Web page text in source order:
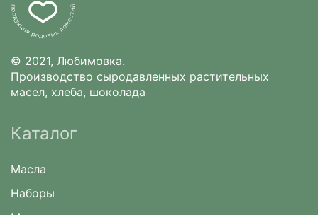
© 2021, Любимовка.
Производство сыродавленных растительных
масел, хлеба, шоколада
Каталог
Масла
Наборы